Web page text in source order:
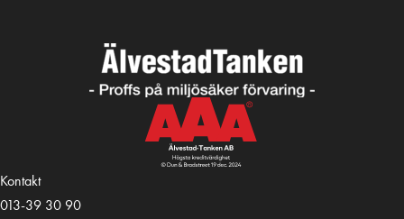
Kontakt
013-39 30 90